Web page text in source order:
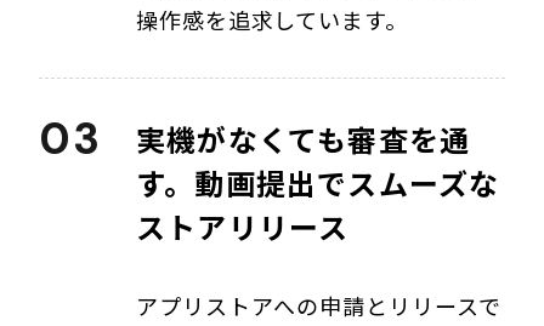
操作感を追求しています。
03
実機がなくても審査を通
す。動画提出でスムーズな
ストアリリース
アプリストアへの申請とリリースで